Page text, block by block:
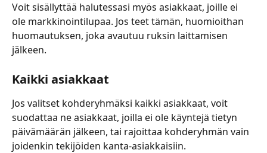
Voit sisällyttää halutessasi myös asiakkaat, joille ei
ole markkinointilupaa. Jos teet tämän, huomioithan
huomautuksen, joka avautuu ruksin laittamisen
jälkeen.
Kaikki asiakkaat
Jos valitset kohderyhmäksi kaikki asiakkaat, voit
suodattaa ne asiakkaat, joilla ei ole käyntejä tietyn
päivämäärän jälkeen, tai rajoittaa kohderyhmän vain
joidenkin tekijöiden kanta-asiakkaisiin.